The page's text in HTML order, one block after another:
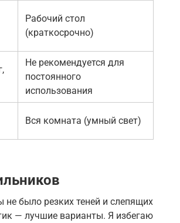
Рабочий стол
(краткосрочно)
Не рекомендуется для
постоянного
использования
Вся комната (умный свет)
было резких теней и слепящих
— лучшие варианты. Я избегаю